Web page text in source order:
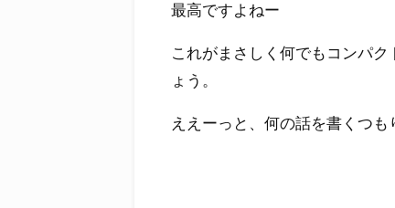
最高ですよねー
これがまさしく何でもコンパ
ょう。
ええーっと、何の話を書くつ